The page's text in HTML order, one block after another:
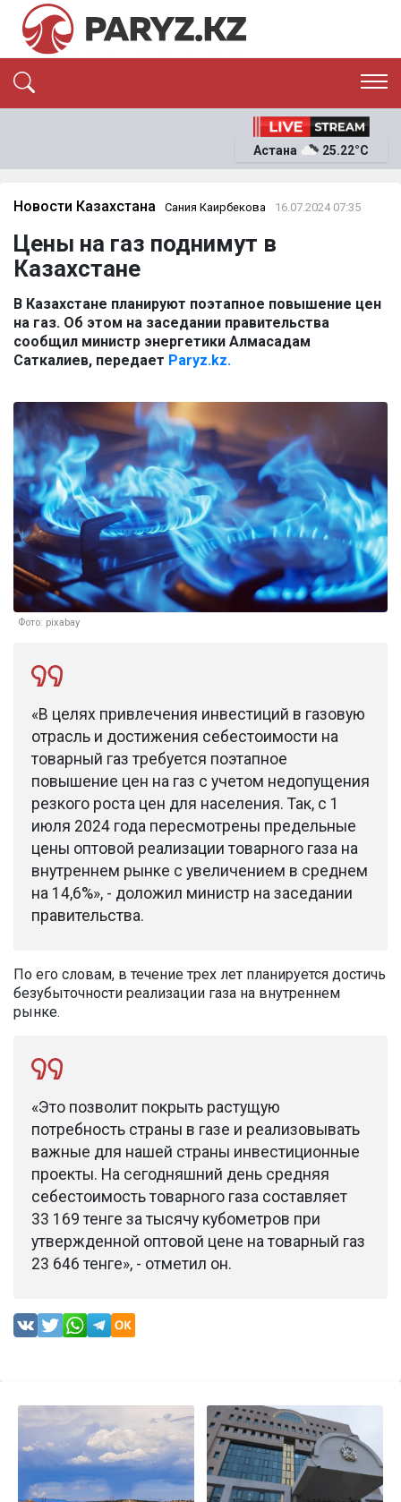
ЭКОНОМИКА
ОҚИҒА
News
Астана 25.22°C
Новости Казахстана Сания Каирбекова 16.07.2024 07:35
Цены на газ поднимут в
Казахстане
В Казахстане планируют поэтапное повышение цен
на газ. Об этом на заседании правительства
сообщил министр энергетики Алмасадам
Саткалиев, передает Paryz.kz.
Фото: pixabay
«В целях привлечения инвестиций в газовую
отрасль и достижения себестоимости на
товарный газ требуется поэтапное
повышение цен на газ с учетом недопущения
резкого роста цен для населения. Так, c 1
июля 2024 года пересмотрены предельные
цены оптовой реализации товарного газа на
внутреннем рынке с увеличением в среднем
на 14,6%», - доложил министр на заседании
правительства.
По его словам, в течение трех лет планируется достичь
безубыточности реализации газа на внутреннем
рынке.
«Это позволит покрыть растущую
потребность страны в газе и реализовывать
важные для нашей страны инвестиционные
проекты. На сегодняшний день средняя
себестоимость товарного газа составляет
33 169 тенге за тысячу кубометров при
утвержденной оптовой цене на товарный газ
23 646 тенге», - отметил он.